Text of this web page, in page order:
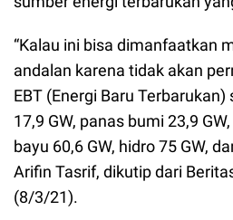
“Kalau ini bisa dimanfaatkan
andalan karena tidak akan
EBT (Energi Baru
17,9 GW, panas bumi 23,9
bayu 60,6 GW, hidro 75 GW,
Arifin Tasrif, dikutip dari
(8/3/21).